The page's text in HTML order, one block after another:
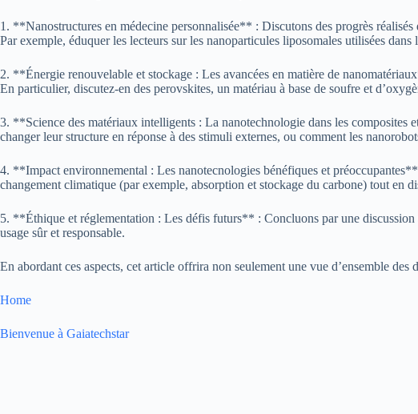
1. **Nanostructures en médecine personnalisée** : Discutons des progrès
Par exemple, éduquer les lecteurs sur les nanoparticules liposomales utilisées
2. **Énergie renouvelable et stockage : Les avancées en matière de
En particulier, discutez-en des perovskites, un matériau à base de soufre et
3. **Science des matériaux intelligents : La nanotechnologie dans les composites
changer leur structure en réponse à des stimuli externes, ou comment les
4. **Impact environnemental : Les nanotecnologies bénéfiques et
changement climatique (par exemple, absorption et stockage du carbone) tout en
5. **Éthique et réglementation : Les défis futurs** : Concluons par une discussion
usage sûr et responsable.
En abordant ces aspects, cet article offrira non seulement une vue d’ensemble
Home
Bienvenue à Gaiatechstar